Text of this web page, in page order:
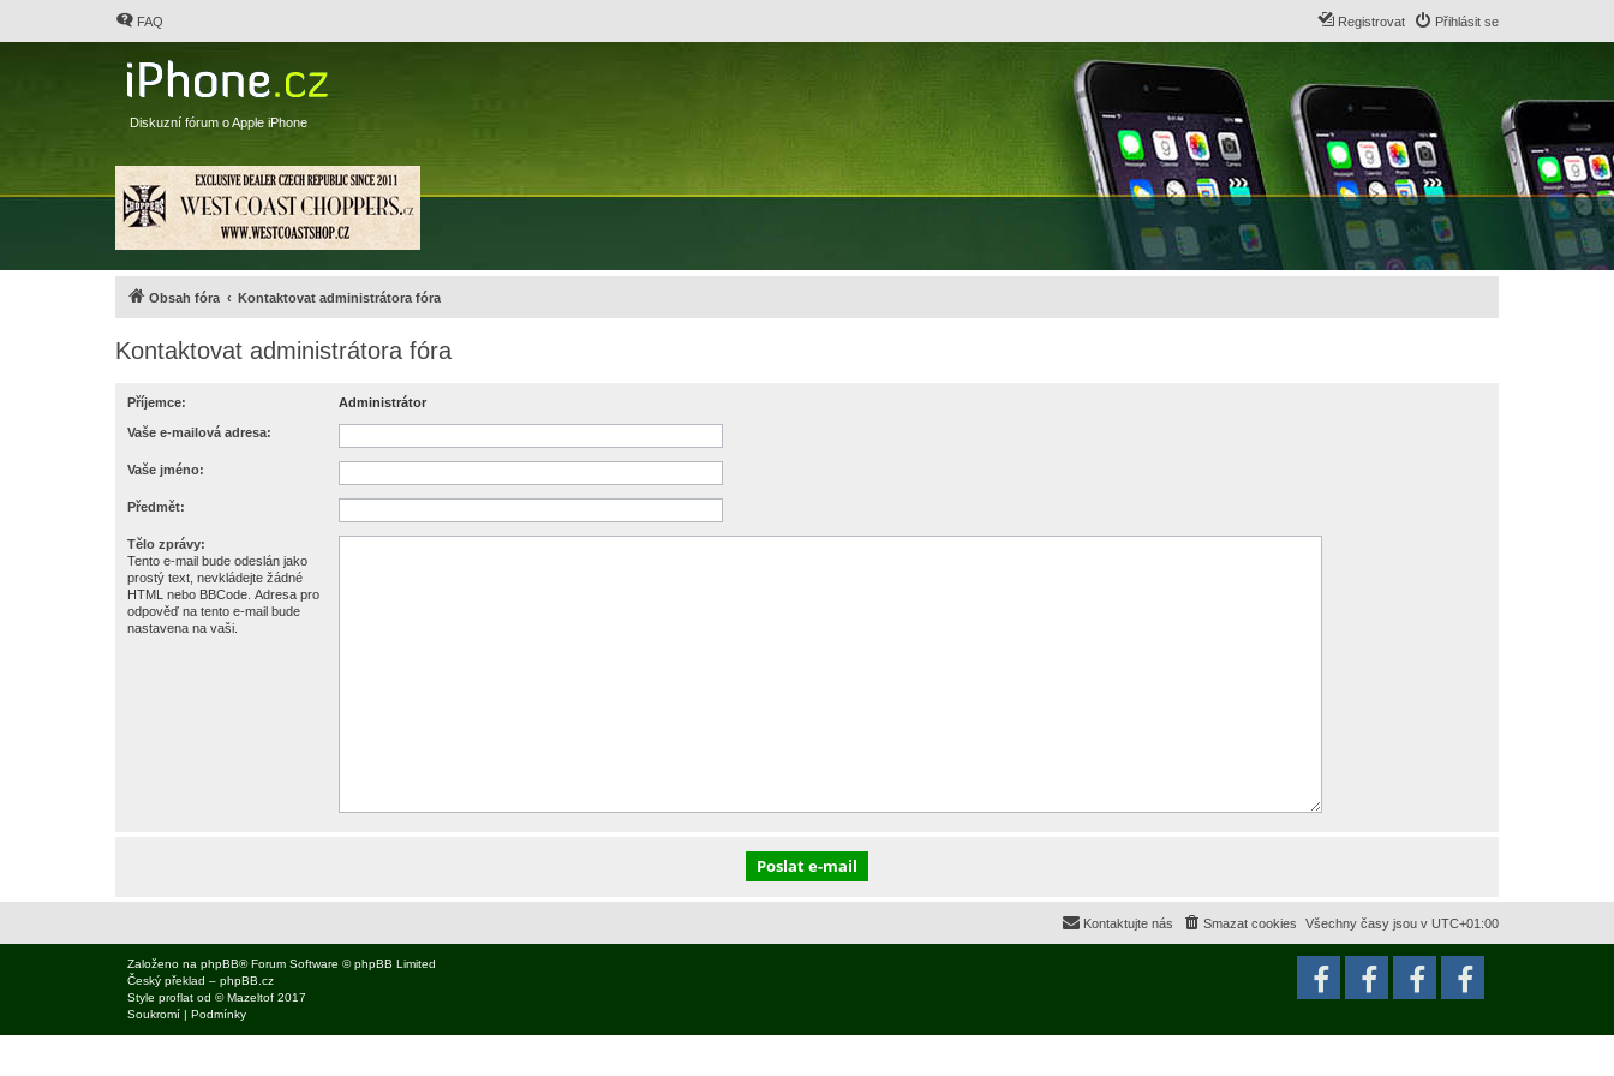
FAQ Přihlásit se
Registrovat
Diskuzní fórum o Apple iPhone
Obsah fóra Kontaktovat administrátora fóra
Kontaktovat administrátora fóra
Příjemce: Administrátor
Vaše e-mailová adresa:
Vaše jméno:
Předmět:
Tělo zprávy:
Tento e-mail bude odeslán jako
prostý text, nevkládejte žádné
HTML nebo BBCode. Adresa pro
odpověď na tento e-mail bude
nastavena na vaši.
Všechny časy jsou v UTC+01:00
Smazat cookies
Kontaktujte nás
Založeno na phpBB® Forum Software © phpBB Limited
Český překlad – phpBB.cz
Style proflat od ©Mazeltof 2017
Soukromí | Podmínky